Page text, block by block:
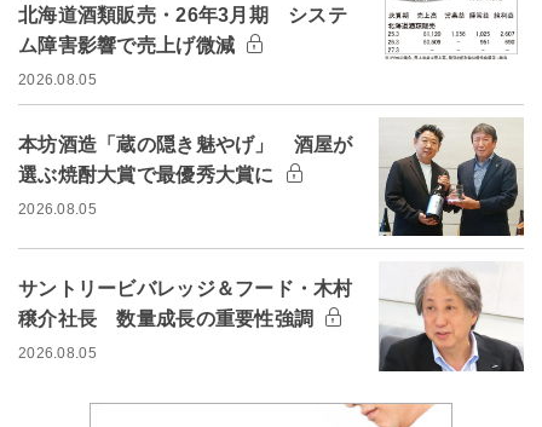
北海道酒類販売・26年3月期 システ
ム障害影響で売上げ微減
2026.08.05
本坊酒造「蔵の隠き魅やげ」 酒屋が
選ぶ焼酎大賞で最優秀大賞に
2026.08.05
サントリービバレッジ＆フード・木村
穣介社長 数量成長の重要性強調
2026.08.05